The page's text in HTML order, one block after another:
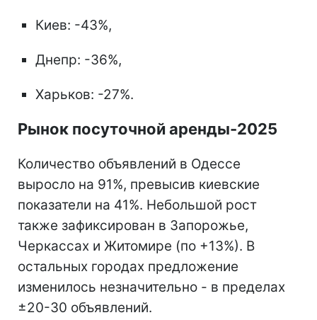
Киев: -43%,
Днепр: -36%,
Харьков: -27%.
Рынок посуточной аренды-2025
Количество объявлений в Одессе
выросло на 91%, превысив киевские
показатели на 41%. Небольшой рост
также зафиксирован в Запорожье,
Черкассах и Житомире (по +13%). В
остальных городах предложение
изменилось незначительно - в пределах
±20-30 объявлений.